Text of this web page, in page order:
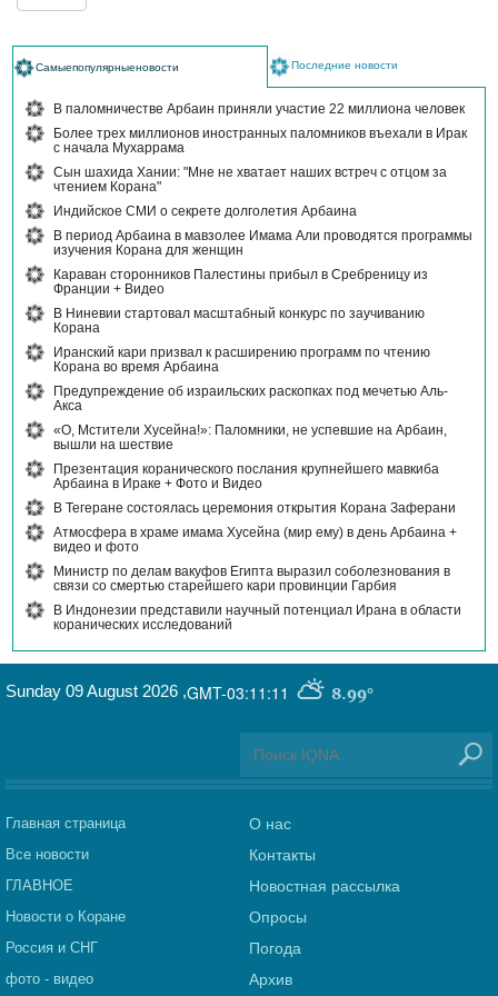
Самыепопулярныеновости Последние новости
В паломничестве Арбаин приняли участие 22 миллиона человек
Более трех миллионов иностранных паломников въехали в Ирак
с начала Мухаррама
Сын шахида Хании: "Мне не хватает наших встреч с отцом за
чтением Корана"
Индийское СМИ о секрете долголетия Арбаина
В период Арбаина в мавзолее Имама Али проводятся программы
изучения Корана для женщин
Караван сторонников Палестины прибыл в Сребреницу из
Франции + Видео
В Ниневии стартовал масштабный конкурс по заучиванию
Корана
Иранский кари призвал к расширению программ по чтению
Корана во время Арбаина
Предупреждение об израильских раскопках под мечетью Аль-
Акса
«О, Мстители Хусейна!»: Паломники, не успевшие на Арбаин,
вышли на шествие
Презентация коранического послания крупнейшего мавкиба
Арбаина в Ираке + Фото и Видео
В Тегеране состоялась церемония открытия Корана Заферани
Атмосфера в храме имама Хусейна (мир ему) в день Арбаина +
видео и фото
Министр по делам вакуфов Египта выразил соболезнования в
связи со смертью старейшего кари провинции Гарбия
В Индонезии представили научный потенциал Ирана в области
коранических исследований
GMT-03:11:11 8.99°
Sunday 09 August 2026 ,
Главная страница
Все новости
ГЛАВНОЕ
Новости о Коране
Россия и СНГ
фото - видео
О нас
Контакты
Новостная рассылка
Опросы
Погода
Архив